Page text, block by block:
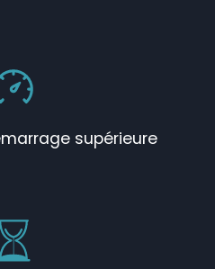
supérieure